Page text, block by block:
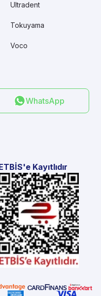
Ultradent
Tokuyama
Voco
WhatsApp
Kayıtlıdır